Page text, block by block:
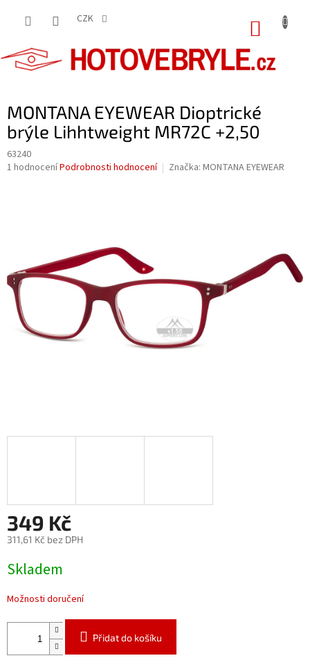
CZK
MONTANA EYEWEAR Dioptrické
brýle Lihhtweight MR72C +2,50
63240
Průměrné
1 hodnoceníPodrobnosti hodnocení Značka: MONTANA EYEWEAR
349 Kč
311,61 Kč bez DPH
cena:
Skladem
Možnosti doručení
Přidat do košíku